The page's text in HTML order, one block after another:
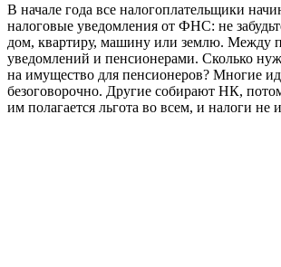
В начале года все налогоплательщики
налоговые уведомления от ФНС: не
дом, квартиру, машину или землю. Между
уведомлений и пенсионерами. Сколько
на имущество для пенсионеров? Многие
безоговорочно. Другие собирают НК,
им полагается льгота во всем, и налоги не